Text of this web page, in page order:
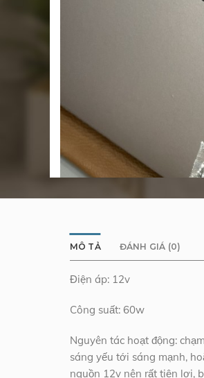
MÔ TẢ ĐÁNH GIÁ (0)
Điện áp: 12v
Công suất: 60w
Nguyên tác hoạt động:
sáng yếu tới sáng mạnh,
nguồn 12v nên rất tiện lợi,